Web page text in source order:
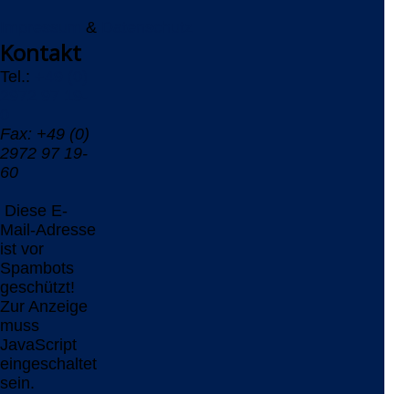
&
Kontakt
Tel.:
Fax: +49 (0)
2972 97 19-
60
Diese E-
Mail-Adresse
ist vor
Spambots
geschützt!
Zur Anzeige
muss
JavaScript
eingeschaltet
sein.